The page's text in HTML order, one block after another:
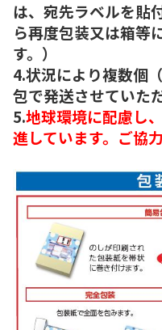
は、宛先ラベルを貼
ら再度包装又は箱等
す。）
4.状況により複数個
包で発送させていた
5.地球環境に配慮し
進しています。ご協